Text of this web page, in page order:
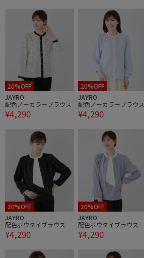
20%OFF
JAYRO
配色ノーカラーブラウス
¥4,290
20%OFF
JAYRO
配色ノーカラーブラウス
¥4,290
20%OFF
JAYRO
配色ボウタイブラウス
¥4,290
20%OFF
JAYRO
配色ボウタイブラウス
¥4,290